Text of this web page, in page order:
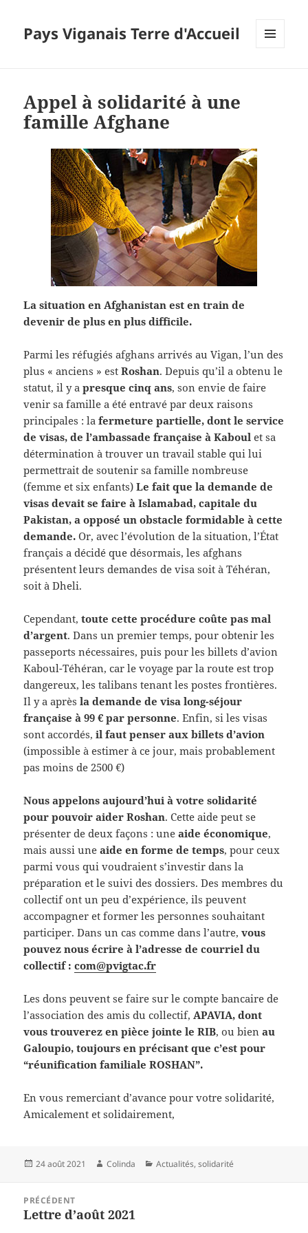
Pays Viganais Terre d'Accueil
Appel à solidarité à une
famille Afghane
La situation en Afghanistan est en train de
devenir de plus en plus difficile.
Parmi les réfugiés afghans arrivés au Vigan, l’un des
plus « anciens » estRoshan. Depuis qu’il a obtenu le
statut, il y apresque cinq ans, son envie de faire
venir sa famille a été entravé par deux raisons
principales : lafermeture partielle, dont le service
de visas, de l’ambassade française à Kaboul et sa
détermination à trouver un travail stable qui lui
permettrait de soutenir sa famille nombreuse
(femme et six enfants)Le fait que la demande de
visas devait se faire à Islamabad, capitale du
Pakistan, a opposé un obstacle formidable à cette
demande. Or, avec l’évolution de la situation, l’État
français a décidé que désormais, les afghans
présentent leurs demandes de visa soit à Téhéran,
soit à Dheli.
Cependant,toute cette procédure coûte pas mal
d’argent. Dans un premier temps, pour obtenir les
passeports nécessaires, puis pour les billets d’avion
Kaboul-Téhéran, car le voyage par la route est trop
dangereux, les talibans tenant les postes frontières.
Il y a aprèsla demande de visa long-séjour
française à 99 € par personne. Enfin, si les visas
sont accordés,il faut penser aux billets d’avion
(impossible à estimer à ce jour, mais probablement
pas moins de 2500 €)
Nous appelons aujourd’hui à votre solidarité
pour pouvoir aider Roshan. Cette aide peut se
présenter de deux façons : uneaide économique,
mais aussi uneaide en forme de temps, pour ceux
parmi vous qui voudraient s’investir dans la
préparation et le suivi des dossiers. Des membres du
collectif ont un peu d’expérience, ils peuvent
accompagner et former les personnes souhaitant
participer. Dans un cas comme dans l’autre,vous
pouvez nous écrire à l’adresse de courriel du
collectif :com@pvigtac.fr
Les dons peuvent se faire sur le compte bancaire de
l’association des amis du collectif,APAVIA, dont
vous trouverez en pièce jointe le RIB, ou bien au
Galoupio, toujours en précisant que c’est pour
“réunification familiale ROSHAN”.
En vous remerciant d’avance pour votre solidarité,
Amicalement et solidairement,
Publié
24 août 2021 Auteur
Colinda Catégories
Actualités,solidarité
l’article
PRÉCÉDENT
Article
Lettre d’août 2021